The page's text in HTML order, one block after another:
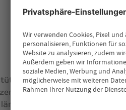
wir den Verein
der flächendeckend
Bereich mit Büchern